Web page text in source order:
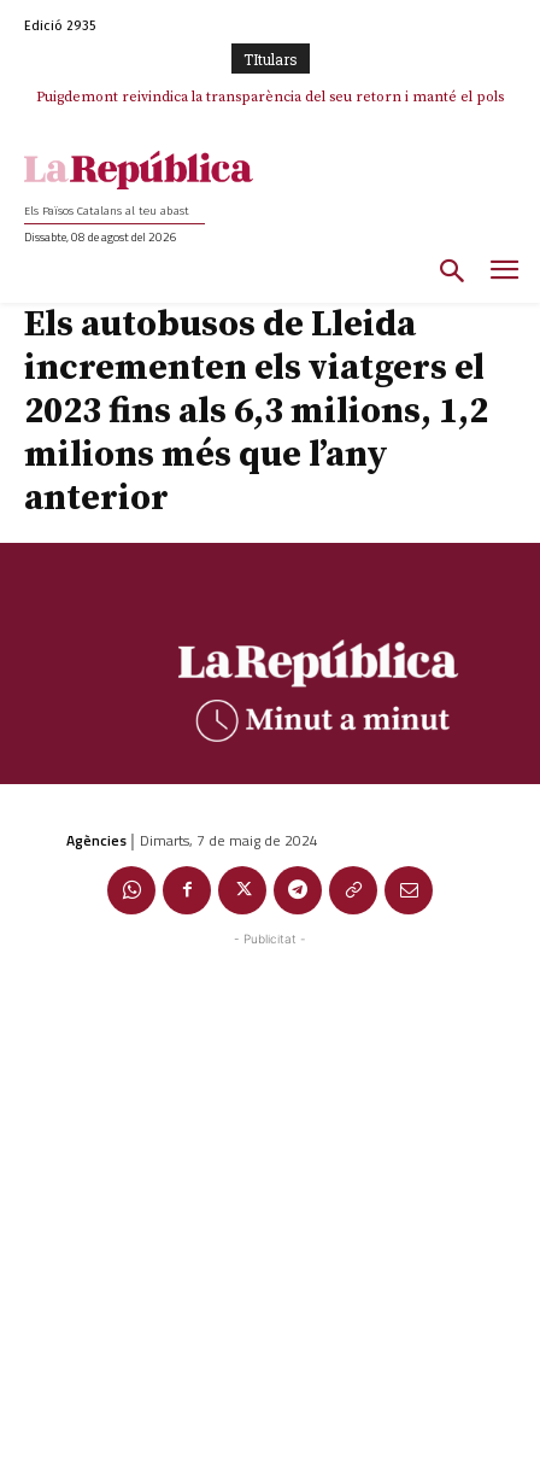
Edició 2935
TItulars
Puigdemont reivindica la transparència del seu retorn i manté el pols
Els Països Catalans al teu abast
Dissabte, 08 de agost del 2026
Els autobusos de Lleida
incrementen els viatgers el
2023 fins als 6,3 milions, 1,2
milions més que l’any
anterior
Agències | Dimarts, 7 de maig de 2024
- Publicitat -